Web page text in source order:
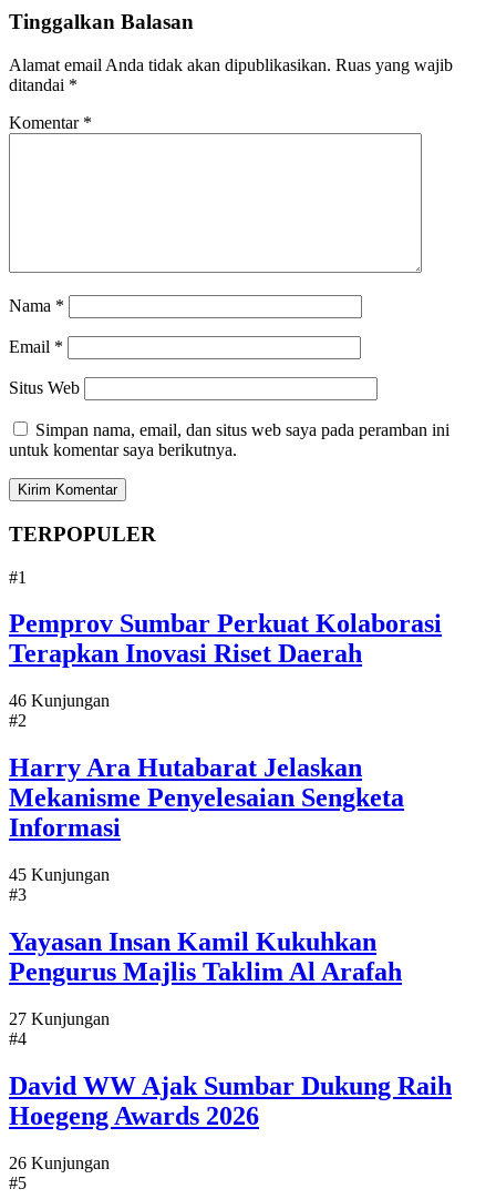
Tinggalkan Balasan
Alamat email Anda tidak akan dipublikasikan. Ruas yang wajib
ditandai *
Komentar *
Nama *
Email *
Situs Web
Simpan nama, email, dan situs web saya pada peramban ini
untuk komentar saya berikutnya.
TERPOPULER
#1
Pemprov Sumbar Perkuat Kolaborasi
Terapkan Inovasi Riset Daerah
46 Kunjungan
#2
Harry Ara Hutabarat Jelaskan
Mekanisme Penyelesaian Sengketa
Informasi
45 Kunjungan
#3
Yayasan Insan Kamil Kukuhkan
Pengurus Majlis Taklim Al Arafah
27 Kunjungan
#4
David WW Ajak Sumbar Dukung Raih
Hoegeng Awards 2026
26 Kunjungan
#5